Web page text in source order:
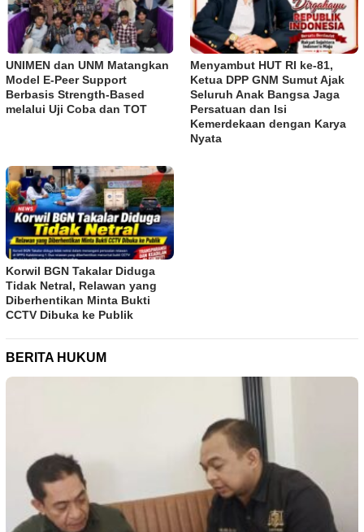
UNIMEN dan UNM Matangkan
Model E-Peer Support
Berbasis Strength-Based
melalui Uji Coba dan TOT
Menyambut HUT RI ke-81,
Ketua DPP GNM Sumut Ajak
Seluruh Anak Bangsa Jaga
Persatuan dan Isi
Kemerdekaan dengan Karya
Nyata
Korwil BGN Takalar Diduga
Tidak Netral, Relawan yang
Diberhentikan Minta Bukti
CCTV Dibuka ke Publik
BERITA HUKUM